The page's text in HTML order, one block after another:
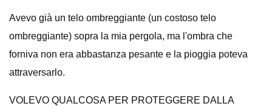
Avevo già un telo ombreggiante (un costoso telo
ombreggiante) sopra la mia pergola, ma l'ombra che
forniva non era abbastanza pesante e la pioggia poteva
attraversarlo.
VOLEVO QUALCOSA PER PROTEGGERE DALLA